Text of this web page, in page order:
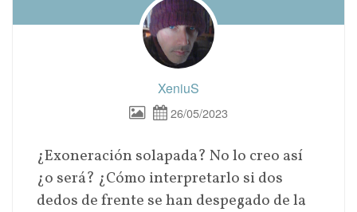
XeniuS
26/05/2023
¿Exoneración solapada? No lo creo así
¿o será? ¿Cómo interpretarlo si dos
dedos de frente se han despegado de la